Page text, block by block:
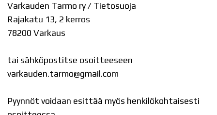
Varkauden Tarmo ry / Tietosuoja
Rajakatu 13, 2 kerros
78200 Varkaus
tai sähköpostitse osoitteeseen
varkauden.tarmo@gmail.com
Pyynnöt voidaan esittää myös henkilökohtaisesti